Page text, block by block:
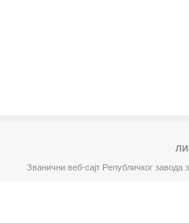
Званични веб-сајт Републичког